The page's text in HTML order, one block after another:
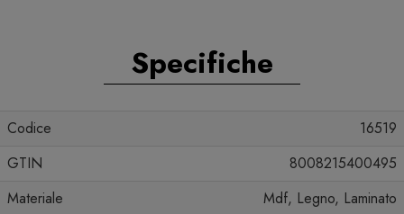
Specifiche
Codice
16519
GTIN
8008215400495
Materiale
Mdf, Legno, Laminato